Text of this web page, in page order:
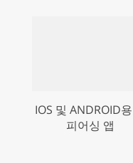
IOS 및 ANDROID
피어싱 앱